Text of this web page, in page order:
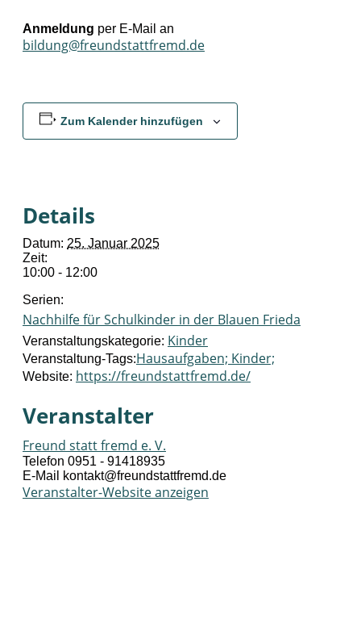
Anmeldung per E-Mail an
bildung@freundstattfremd.de
Zum Kalender hinzufügen
Details
Datum: 25. Januar 2025
Zeit:
10:00 - 12:00
Serien:
Nachhilfe für Schulkinder in der Blauen Frieda
Veranstaltungskategorie: Kinder
Veranstaltung-Tags:Hausaufgaben; Kinder;
Website: https://freundstattfremd.de/
Veranstalter
Freund statt fremd e. V.
Telefon 0951 - 91418935
E-Mail
kontakt@freundstattfremd.de
Veranstalter-Website anzeigen